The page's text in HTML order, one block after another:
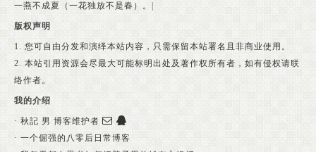
一燕不成夏（一花独放不是春）。
版权声明
1. 您可自由分发和演绎本站内容，只需保留本站署名且非商业使用。
2. 本站引用资源会尽最大可能标明出处及著作权所有者，如有侵权请联
络作者。
我的介绍
· 秋記 男 博客维护者
· 一个倔强的八零后日常博客